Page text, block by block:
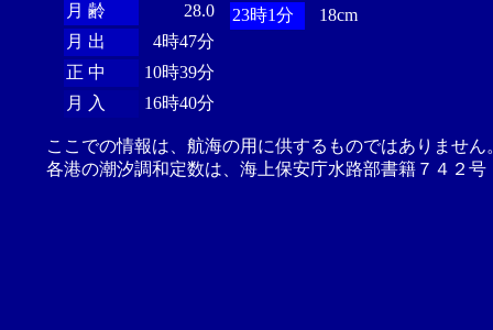
月 齢
28.0
月 出
4時47分
正 中
10時39分
月 入
16時40分
23時1分
18cm
ここでの情報は、航海の用に供するものではありませ
各港の潮汐調和定数は、海上保安庁水路部書籍７４２